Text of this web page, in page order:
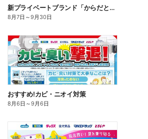
新プライベートブランド「からだとくらしに+1(プラスワン)」よりモンダミン口内トータルケア登場!
8月7日 ～9月30日
おすすめ!カビ・ニオイ対策
8月6日 ～9月6日